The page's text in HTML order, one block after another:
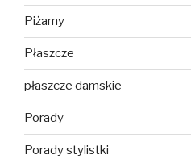
Piżamy
Płaszcze
płaszcze damskie
Porady
Porady stylistki